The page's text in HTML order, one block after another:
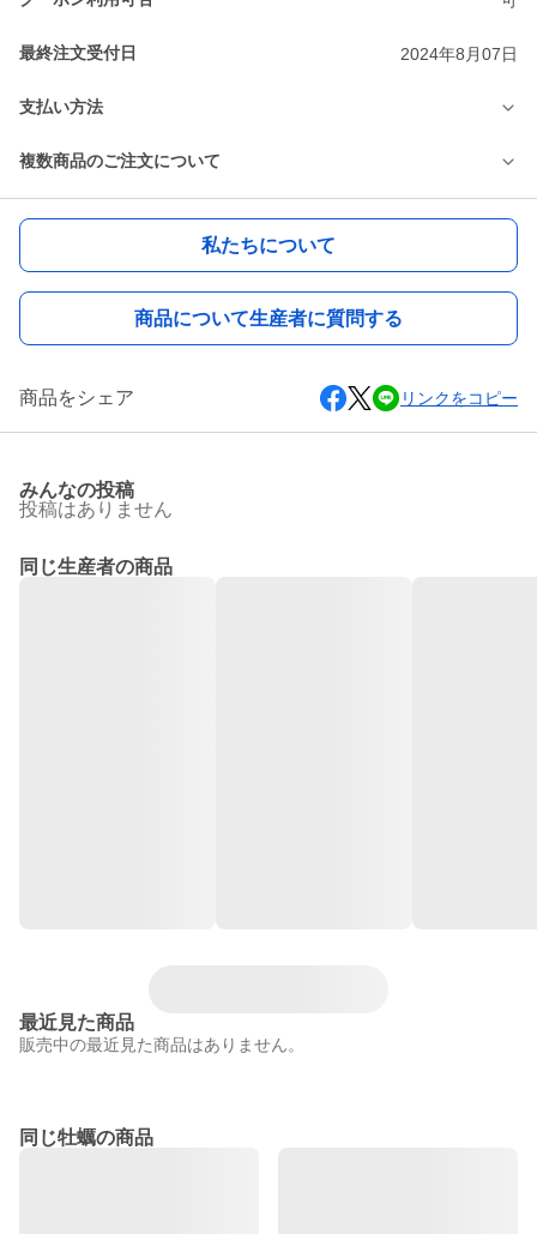
最終注文受付日 2024年8月07日
支払い方法
複数商品のご注文について
私たちについて
商品について生産者に質問する
商品をシェア リンクをコピー
みんなの投稿
投稿はありません
同じ生産者の商品
最近見た商品
販売中の最近見た商品はありません。
同じ牡蠣の商品